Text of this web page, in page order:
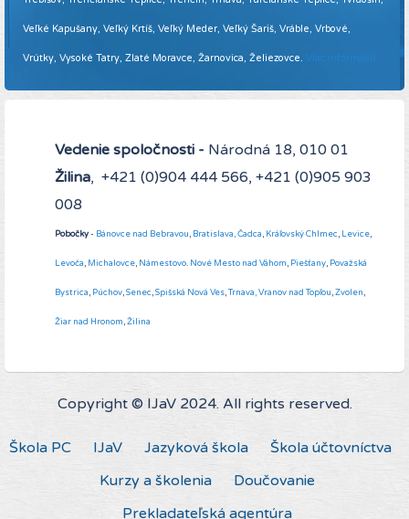
Veľké Kapušany, Veľký Krtíš, Veľký Meder, Veľký Šariš, Vráble, Vrbové,
Vrútky, Vysoké Tatry, Zlaté Moravce, Žarnovica, Želiezovce. Viac informácií ...
Vedenie spoločnosti - Národná 18, 010 01
Žilina, +421 (0)904 444 566, +421 (0)905 903
008
Pobočky- Bánovce nad Bebravou, Bratislava,Čadca, Kráľovský Chlmec, Levice,
Levoča, Michalovce, Námestovo. Nové Mesto nad Váhom, Piešťany, Považská
Bystrica, Púchov,Senec,Spišská Nová Ves,Trnava,Vranov nad Topľou,Zvolen,
Žiar nad Hronom,Žilina
Copyright © IJaV 2024. All rights reserved.
Škola PC IJaV Jazyková škola
Škola účtovníctva
Kurzy a školenia
Doučovanie
Prekladateľská agentúra